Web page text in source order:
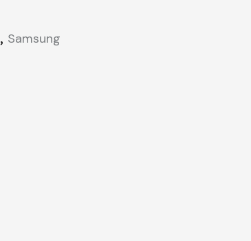
, Samsung